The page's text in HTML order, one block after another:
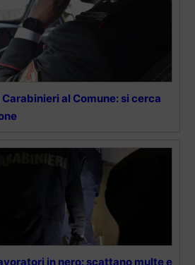
al Comune: si cerca
in nero: scattano multe e